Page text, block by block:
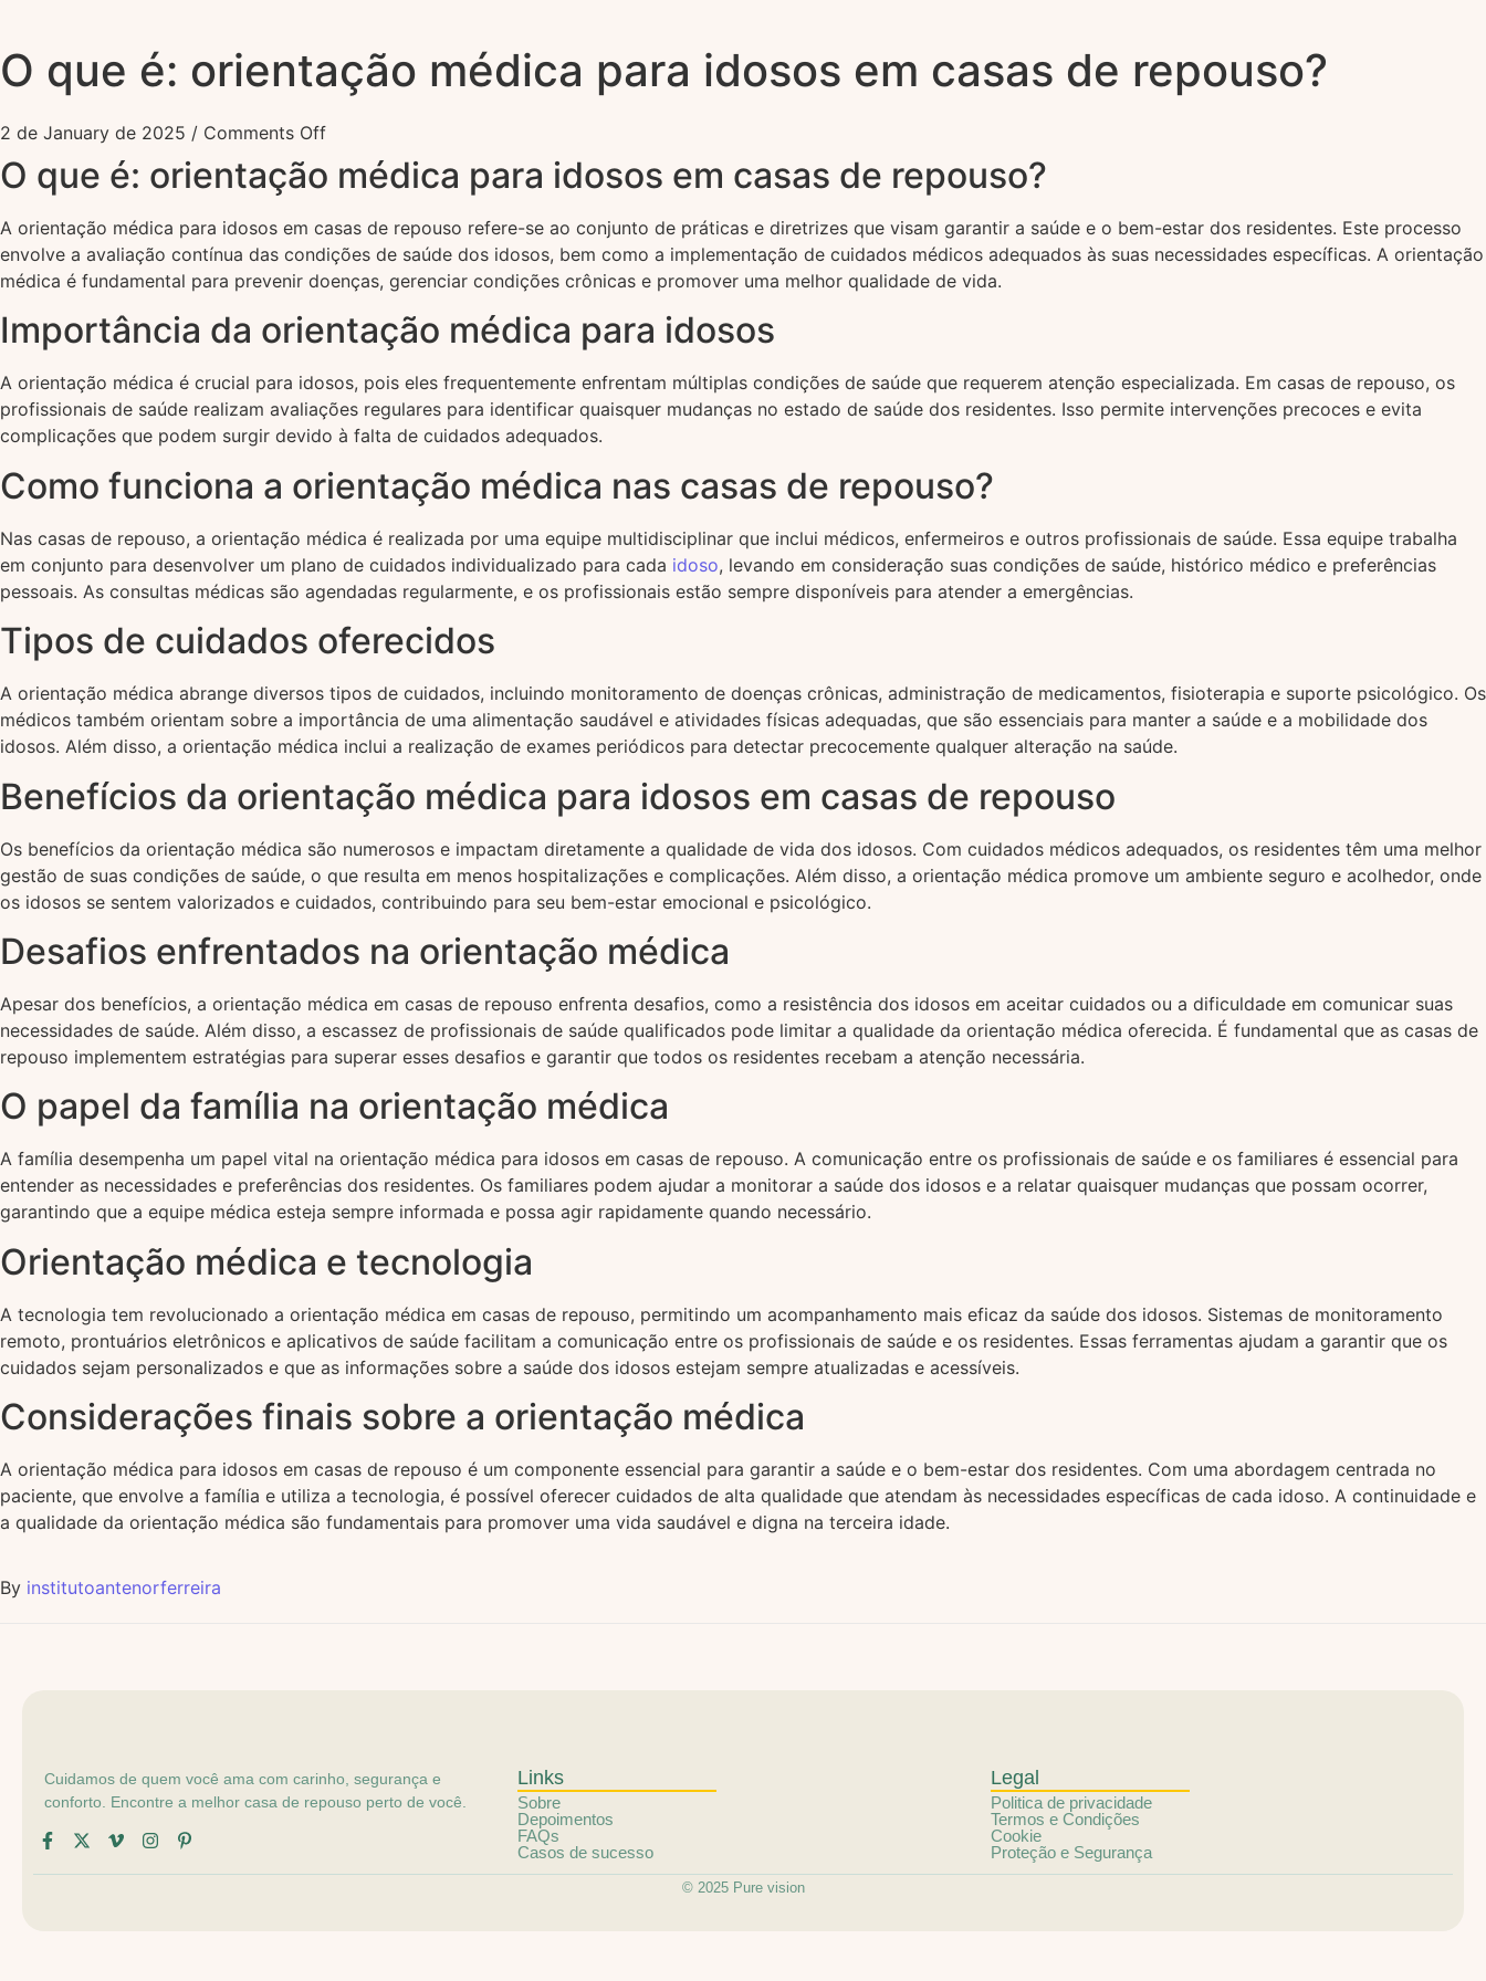
O que é: orientação médica para idosos em casas de repouso?
2 de January de 2025 / Comments Off
O que é: orientação médica para idosos em casas de repouso?
A orientação médica para idosos em casas de repouso refere-se ao conjunto de práticas e diretrizes que visam garantir a saúde e o bem-estar dos residentes. Este processo
envolve a avaliação contínua das condições de saúde dos idosos, bem como a implementação de cuidados médicos adequados às suas necessidades específicas. A orientação
médica é fundamental para prevenir doenças, gerenciar condições crônicas e promover uma melhor qualidade de vida.
Importância da orientação médica para idosos
A orientação médica é crucial para idosos, pois eles frequentemente enfrentam múltiplas condições de saúde que requerem atenção especializada. Em casas de repouso, os
profissionais de saúde realizam avaliações regulares para identificar quaisquer mudanças no estado de saúde dos residentes. Isso permite intervenções precoces e evita
complicações que podem surgir devido à falta de cuidados adequados.
Como funciona a orientação médica nas casas de repouso?
Nas casas de repouso, a orientação médica é realizada por uma equipe multidisciplinar que inclui médicos, enfermeiros e outros profissionais de saúde. Essa equipe trabalha
em conjunto para desenvolver um plano de cuidados individualizado para cada idoso, levando em consideração suas condições de saúde, histórico médico e preferências
pessoais. As consultas médicas são agendadas regularmente, e os profissionais estão sempre disponíveis para atender a emergências.
Tipos de cuidados oferecidos
A orientação médica abrange diversos tipos de cuidados, incluindo monitoramento de doenças crônicas, administração de medicamentos, fisioterapia e suporte psicológico. Os
médicos também orientam sobre a importância de uma alimentação saudável e atividades físicas adequadas, que são essenciais para manter a saúde e a mobilidade dos
idosos. Além disso, a orientação médica inclui a realização de exames periódicos para detectar precocemente qualquer alteração na saúde.
Benefícios da orientação médica para idosos em casas de repouso
Os benefícios da orientação médica são numerosos e impactam diretamente a qualidade de vida dos idosos. Com cuidados médicos adequados, os residentes têm uma melhor
gestão de suas condições de saúde, o que resulta em menos hospitalizações e complicações. Além disso, a orientação médica promove um ambiente seguro e acolhedor, onde
os idosos se sentem valorizados e cuidados, contribuindo para seu bem-estar emocional e psicológico.
Desafios enfrentados na orientação médica
Apesar dos benefícios, a orientação médica em casas de repouso enfrenta desafios, como a resistência dos idosos em aceitar cuidados ou a dificuldade em comunicar suas
necessidades de saúde. Além disso, a escassez de profissionais de saúde qualificados pode limitar a qualidade da orientação médica oferecida. É fundamental que as casas de
repouso implementem estratégias para superar esses desafios e garantir que todos os residentes recebam a atenção necessária.
O papel da família na orientação médica
A família desempenha um papel vital na orientação médica para idosos em casas de repouso. A comunicação entre os profissionais de saúde e os familiares é essencial para
entender as necessidades e preferências dos residentes. Os familiares podem ajudar a monitorar a saúde dos idosos e a relatar quaisquer mudanças que possam ocorrer,
garantindo que a equipe médica esteja sempre informada e possa agir rapidamente quando necessário.
Orientação médica e tecnologia
A tecnologia tem revolucionado a orientação médica em casas de repouso, permitindo um acompanhamento mais eficaz da saúde dos idosos. Sistemas de monitoramento
remoto, prontuários eletrônicos e aplicativos de saúde facilitam a comunicação entre os profissionais de saúde e os residentes. Essas ferramentas ajudam a garantir que os
cuidados sejam personalizados e que as informações sobre a saúde dos idosos estejam sempre atualizadas e acessíveis.
Considerações finais sobre a orientação médica
A orientação médica para idosos em casas de repouso é um componente essencial para garantir a saúde e o bem-estar dos residentes. Com uma abordagem centrada no
paciente, que envolve a família e utiliza a tecnologia, é possível oferecer cuidados de alta qualidade que atendam às necessidades específicas de cada idoso. A continuidade e
a qualidade da orientação médica são fundamentais para promover uma vida saudável e digna na terceira idade.
By institutoantenorferreira
Cuidamos de quem você ama com carinho, segurança e
conforto. Encontre a melhor casa de repouso perto de você.
Links
Sobre
Depoimentos
FAQs
Casos de sucesso
Legal
Politica de privacidade
Termos e Condições
Cookie
Proteção e Segurança
© 2025 Pure vision